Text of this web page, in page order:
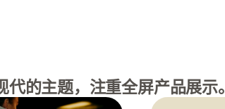
代的主题，注重全屏产品展示。